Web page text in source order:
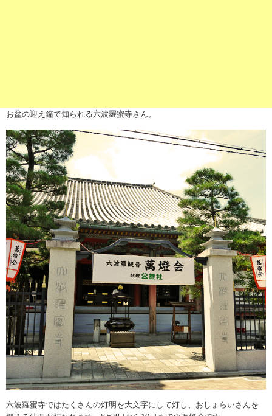
お盆の迎え鐘で知られる六波羅蜜寺さん。
六波羅蜜寺ではたくさんの灯明を大文字にして灯し、おしょらいさんを